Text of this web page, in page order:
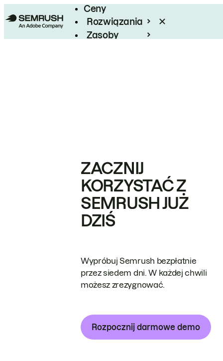
Ceny
Rozwiązania
Zasoby
ZACZNIJ
KORZYSTAĆ Z
SEMRUSH JUŻ
DZIŚ
Wypróbuj Semrush bezpłatnie
przez siedem dni. W każdej chwili
możesz zrezygnować.
Rozpocznij darmowe demo